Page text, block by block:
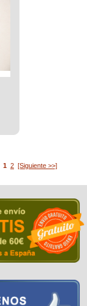
1 2 [Siguiente >>]